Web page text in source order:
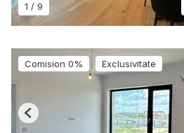
1 / 9
Comision 0% Exclusivitate
Previous